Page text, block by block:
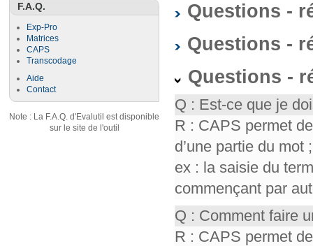
F.A.Q.
Exp-Pro
Matrices
CAPS
Transcodage
Aide
Contact
Note : La F.A.Q. d'Evalutil est disponible
sur le site de l'outil
Questions -
Questions -
Questions -
Q : Est-ce que je
R : CAPS permet
d’une partie du
ex : la saisie du
commençant par
Q : Comment faire
R : CAPS permet